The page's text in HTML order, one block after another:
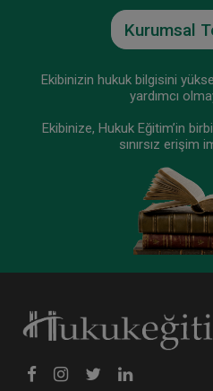
Kurumsal
Ekibinizin hukuk bilgisini
yardımcı
Ekibinize, Hukuk Eğitim’in
sınırsız erişim